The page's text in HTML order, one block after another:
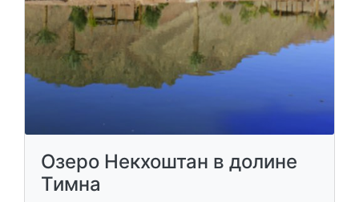
Озеро Некхоштан в долине
Тимна